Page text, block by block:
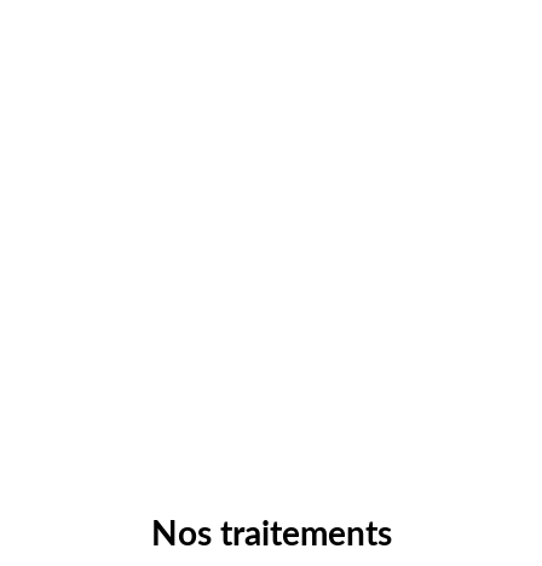
Nos traitements